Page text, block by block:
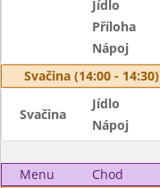
Jídlo
Příloha
Nápoj
Svačina (14:00 - 14:30)
Svačina
Jídlo
Nápoj
Menu Chod